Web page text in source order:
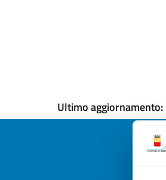
Ultimo aggiornamento: